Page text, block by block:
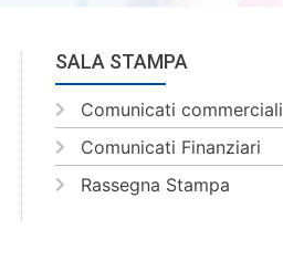
SALA STAMPA
Comunicati commerciali
Comunicati Finanziari
Rassegna Stampa